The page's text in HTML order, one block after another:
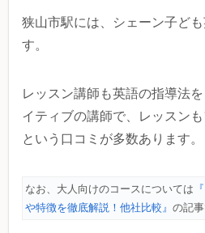
狭山市駅には、シェーン子ど
す。
レッスン講師も英語の指導法
イティブの講師で、レッスン
という口コミが多数あります。
なお、大人向けのコースについては
や特徴を徹底解説！他社比較』 の記